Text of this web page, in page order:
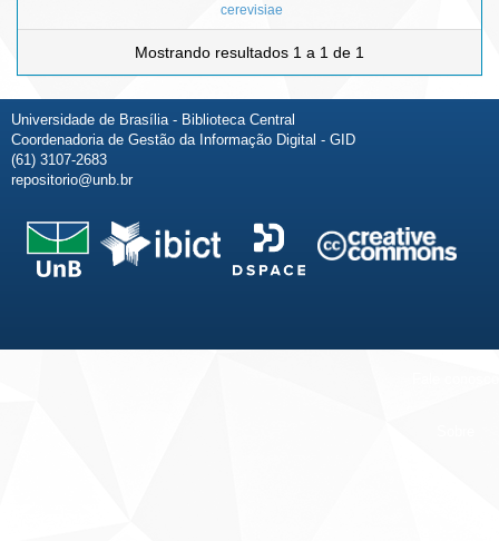
cerevisiae
Mostrando resultados 1 a 1 de 1
Universidade de Brasília - Biblioteca Central
Coordenadoria de Gestão da Informação Digital - GID
(61) 3107-2683
repositorio@unb.br